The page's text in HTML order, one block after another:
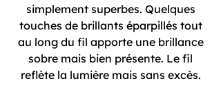
simplement superbes. Quelques
touches de brillants éparpillés tout
au long du fil apporte une brillance
sobre mais bien présente. Le fil
reflète la lumière mais sans excès.